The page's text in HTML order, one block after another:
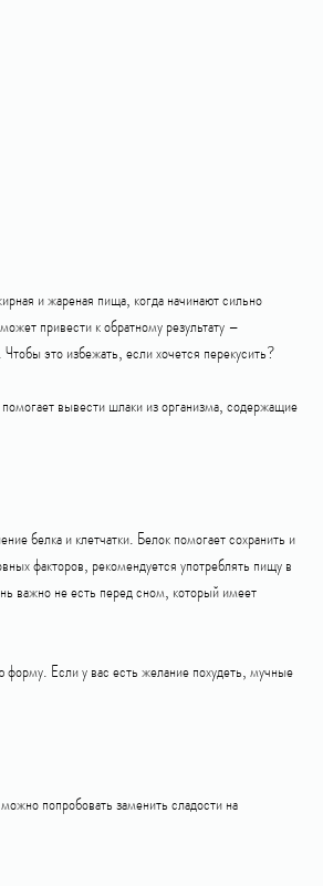
привести к обратному результату –
это избежать, если хочется перекусить?
вывести шлаки из организма, содержащие
белка и клетчатки. Белок помогает сохранить и
факторов, рекомендуется употреблять пищу в
важно не есть перед сном, который имеет
попробовать заменить сладости на